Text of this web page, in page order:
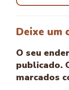
Deixe um
O seu
publicado.
marcados